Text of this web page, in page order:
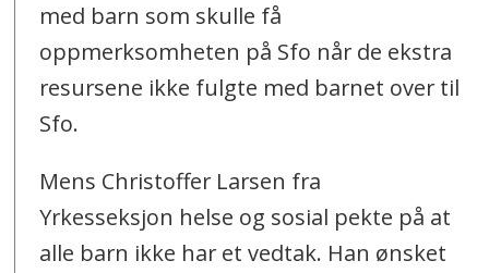
med barn som skulle få
oppmerksomheten på Sfo når de ekstra
resursene ikke fulgte med barnet over til
Sfo.
Mens Christoffer Larsen fra
Yrkesseksjon helse og sosial pekte på at
alle barn ikke har et vedtak. Han ønsket